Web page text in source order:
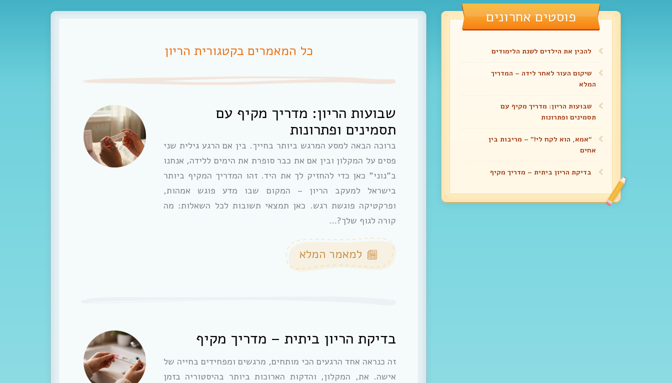
כל המאמרים בקטגורית הריון
שבועות הריון: מדריך מקיף עם
תסמינים ופתרונות
ברוכה הבאה למסע המרגש ביותר בחייך. בין אם הרגע גילית שני
פסים על המקלון ובין אם את כבר סופרת את הימים ללידה, אנחנו
ב”נוני” כאן כדי להחזיק לך את היד. זהו המדריך המקיף ביותר
בישראל למעקב הריון – המקום שבו מדע פוגש אמהות,
ופרקטיקה פוגשת רגש. כאן תמצאי תשובות לכל השאלות: מה
קורה לגוף שלך?…
למאמר המלא
בדיקת הריון ביתית – מדריך מקיף
זה כנראה אחד הרגעים הכי מותחים, מרגשים ומפחידים בחייה של
אישה. את, המקלון, והדקות הארוכות ביותר בהיסטוריה בזמן
פוסטים אחרונים
להכין את הילדים לשנת הלימודים
שיקום העור לאחר לידה – המדריך
המלא
שבועות הריון: מדריך מקיף עם
תסמינים ופתרונות
“אמא, הוא לקח לי!” – מריבות בין
אחים
בדיקת הריון ביתית – מדריך מקיף